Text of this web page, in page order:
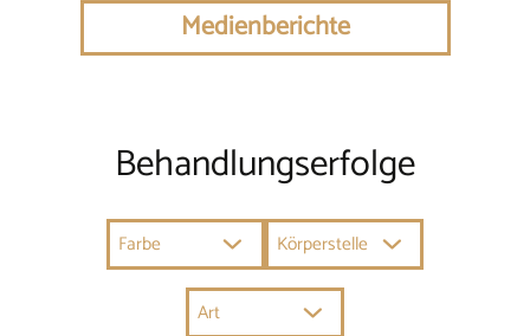
Medienberichte
Behandlungs­erfolge
Farbe
Farbig
Körperstelle
Gesicht
Oberkörper
Rücken
Art
Tattoo